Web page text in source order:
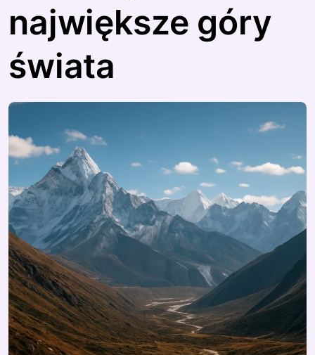
największe góry
świata